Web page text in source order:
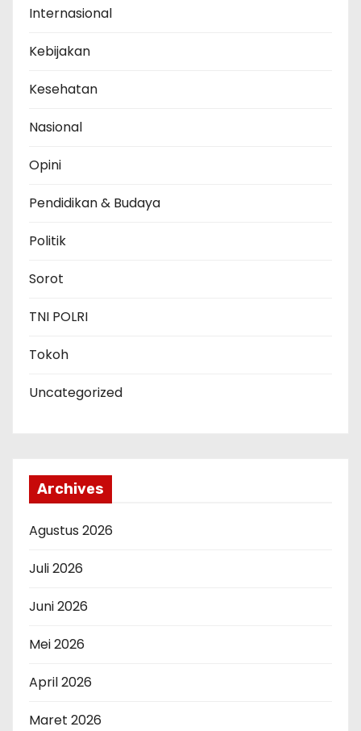
Internasional
Kebijakan
Kesehatan
Nasional
Opini
Pendidikan & Budaya
Politik
Sorot
TNI POLRI
Tokoh
Uncategorized
Archives
Agustus 2026
Juli 2026
Juni 2026
Mei 2026
April 2026
Maret 2026